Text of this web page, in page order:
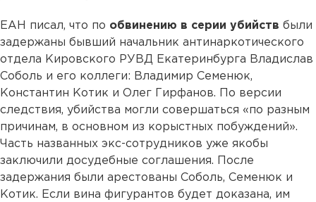
ЕАН писал, что по обвинению в серии убийств были
задержаны бывший начальник антинаркотического
отдела Кировского РУВД Екатеринбурга Владислав
Соболь и его коллеги: Владимир Семенюк,
Константин Котик и Олег Гирфанов. По версии
следствия, убийства могли совершаться «по разным
причинам, в основном из корыстных побуждений».
Часть названных экс-сотрудников уже якобы
заключили досудебные соглашения. После
задержания были арестованы Соболь, Семенюк и
Котик. Если вина фигурантов будет доказана, им